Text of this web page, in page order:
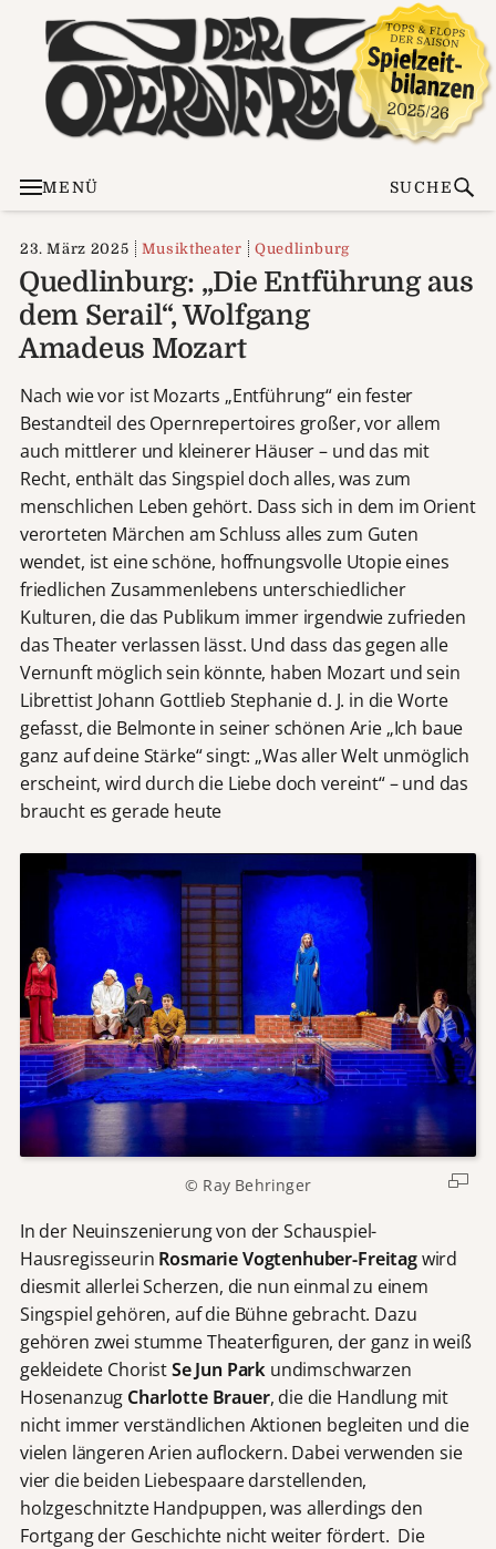
MENÜ SUCHE
23. März 2025 Musiktheater Quedlinburg
Quedlinburg: „Die Entführung aus
dem Serail“, Wolfgang
Amadeus Mozart
Nach wie vor ist Mozarts „Entführung“ ein fester
Bestandteil des Opernrepertoires großer, vor allem
auch mittlerer und kleinerer Häuser – und das mit
Recht, enthält das Singspiel doch alles, was zum
menschlichen Leben gehört. Dass sich in dem im Orient
verorteten Märchen am Schluss alles zum Guten
wendet, ist eine schöne, hoffnungsvolle Utopie eines
friedlichen Zusammenlebens unterschiedlicher
Kulturen, die das Publikum immer irgendwie zufrieden
das Theater verlassen lässt. Und dass das gegen alle
Vernunft möglich sein könnte, haben Mozart und sein
Librettist Johann Gottlieb Stephanie d. J. in die Worte
gefasst, die Belmonte in seiner schönen Arie „Ich baue
ganz auf deine Stärke“ singt: „Was aller Welt unmöglich
erscheint, wird durch die Liebe doch vereint“ – und das
braucht es gerade heute
© Ray Behringer
In der Neuinszenierung von der Schauspiel-
Hausregisseurin Rosmarie Vogtenhuber-Freitagwird
diesmit allerlei Scherzen, die nun einmal zu einem
Singspiel gehören, auf die Bühne gebracht. Dazu
gehören zwei stumme Theaterfiguren, der ganz in weiß
gekleidete ChoristSe Jun Park undimschwarzen
Hosenanzug Charlotte Brauer, die die Handlung mit
nicht immer verständlichen Aktionen begleiten und die
vielen längeren Arien auflockern. Dabei verwenden sie
vier die beiden Liebespaare darstellenden,
holzgeschnitzte Handpuppen, was allerdings den
Fortgang der Geschichte nicht weiter fördert. Die